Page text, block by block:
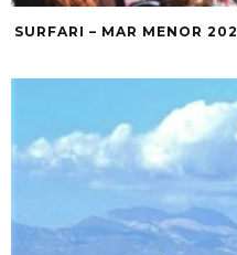
SURFARI – MAR MENOR